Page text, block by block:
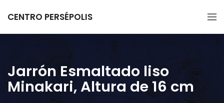
CENTRO PERSÉPOLIS
Jarrón Esmaltado liso
Minakari, Altura de 16 cm